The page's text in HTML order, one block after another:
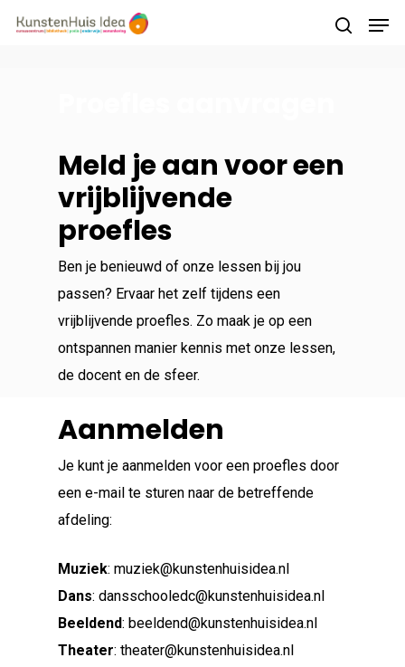
Meld je aan voor een
vrijblijvende
proefles
Ben je benieuwd of onze lessen bij jou
passen? Ervaar het zelf tijdens een
vrijblijvende proefles. Zo maak je op een
ontspannen manier kennis met onze lessen,
de docent en de sfeer.
Aanmelden
Je kunt je aanmelden voor een proefles door
een e-mail te sturen naar de betreffende
afdeling:
Muziek: muziek@kunstenhuisidea.nl
Dans: dansschooledc@kunstenhuisidea.nl
Beeldend: beeldend@kunstenhuisidea.nl
Theater: theater@kunstenhuisidea.nl